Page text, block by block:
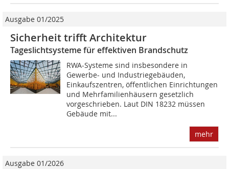
Ausgabe 01/2025
Sicherheit trifft Architektur
Tageslichtsysteme für effektiven Brandschutz
RWA-Systeme sind insbesondere in
Gewerbe- und Industriegebäuden,
Einkaufszentren, öffentlichen Einrichtungen
und Mehrfamilienhäusern gesetzlich
vorgeschrieben. Laut DIN 18232 müssen
Gebäude mit...
mehr
Ausgabe 01/2026